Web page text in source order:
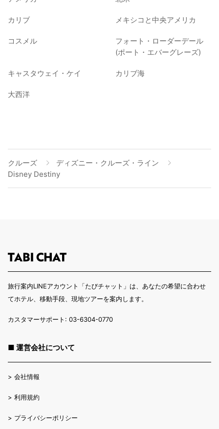
カリブ メキシコと中央アメリカ
コスメル
フォート・ローダーデール
(ポート・エバーグレーズ)
キャスタウェイ・ケイ カリブ海
大西洋
クルーズ
ディズニー・クルーズ・ライン
Disney Destiny
旅行案内LINEアカウント「たびチャット」は、あなたの希望に合わせ
てホテル、移動手段、現地ツアーを案内します。
カスタマーサポート: 03-6304-0770
■ 運営会社について
> 会社情報
> 利用規約
> プライバシーポリシー